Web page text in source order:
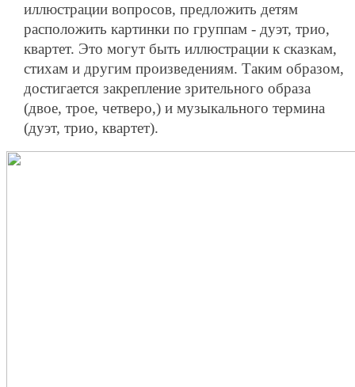
иллюстрации вопросов, предложить детям
расположить картинки по группам - дуэт, трио,
квартет. Это могут быть иллюстрации к сказкам,
стихам и другим произведениям. Таким образом,
достигается закрепление зрительного образа
(двое, трое, четверо,) и музыкального термина
(дуэт, трио, квартет).